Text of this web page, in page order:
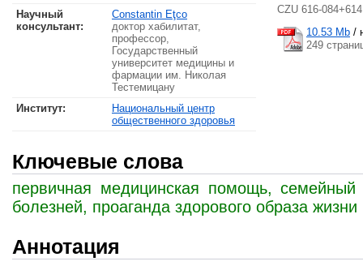
Научный
консультант:
Constantin Eţco
доктор хабилитат,
профессор,
Государственный
университет медицины и
фармации им. Николая
Тестемицану
Институт:
Национальный центр
общественного здоровья
CZU 616-
10.53 Mb /
249
Ключевые слова
первичная медицинская помощь, семейный
болезней, проаганда здорового образа жизни
Аннотация